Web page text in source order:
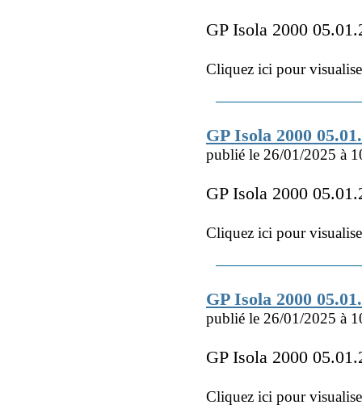
GP Isola 2000
Cliquez ici pour
GP Isola 2000
publié le 26/01/2025 à
GP Isola 2000
Cliquez ici pour
GP Isola 2000
publié le 26/01/2025 à
GP Isola 2000
Cliquez ici pour